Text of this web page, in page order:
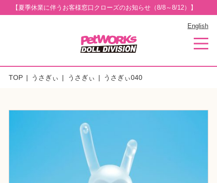
【夏季休業に伴うお客様窓口クローズのお知らせ（8/8～8/12）】
English
TOP うさぎぃ うさぎぃ うさぎぃ040